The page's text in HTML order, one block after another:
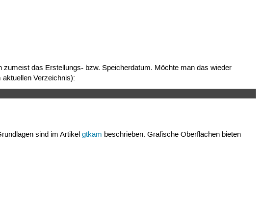
das Erstellungs- bzw. Speicherdatum. Möchte man das wieder
aktuellen Verzeichnis):
sind im Artikelgtkam beschrieben. Grafische Oberflächen bieten